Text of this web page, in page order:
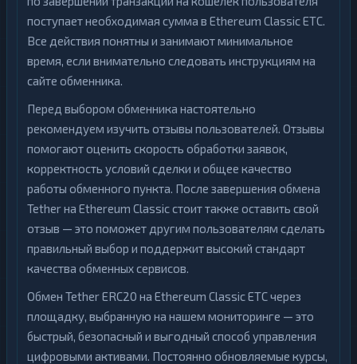
поступает необходимая сумма в Ethereum Classic ETC.
Все действия понятны и занимают минимальное
время, если внимательно следовать инструкциям на
сайте обменника.
Перед выбором обменника настоятельно
рекомендуем изучить отзывы пользователей. Отзывы
помогают оценить скорость обработки заявок,
корректность условий сделки и общее качество
работы обменного пункта. После завершения обмена
Tether на Ethereum Classic стоит также оставить свой
отзыв — это поможет другим пользователям сделать
правильный выбор и поддержит высокий стандарт
качества обменных сервисов.
Обмен Tether ERC20 на Ethereum Classic ETC через
площадку, выбранную на нашем мониторинге — это
быстрый, безопасный и выгодный способ управления
цифровыми активами. Постоянно обновляемые курсы,